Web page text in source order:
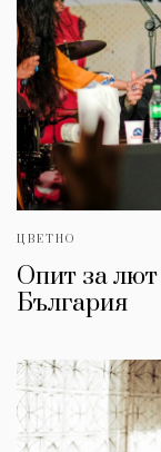
ЦВЕТНО
Опит за лют
България